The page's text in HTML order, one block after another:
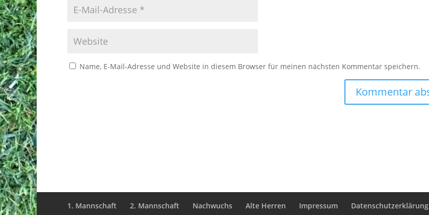
Name, E-Mail-Adresse und Website in diesem Browser für meinen nächsten Kommentar speichern.
1. Mannschaft 2. Mannschaft Nachwuchs Alte Herren Impressum Datenschutzerklärung